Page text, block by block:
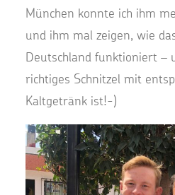
München konnte ich ihm
und ihm mal zeigen, wie
Deutschland funktioniert –
richtiges Schnitzel mit
Kaltgetränk ist!-)